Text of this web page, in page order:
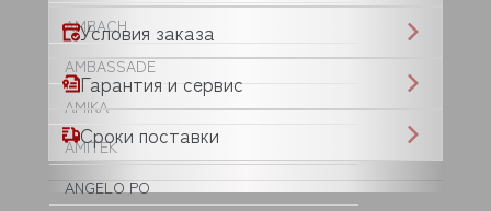
AMBACH
AMBASSADE
AMIKA
AMITEK
ANGELO PO
Условия заказа
Гарантия и сервис
Сроки поставки